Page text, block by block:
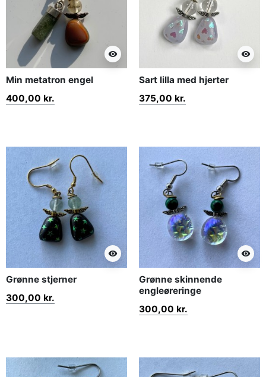
visibility
Min metatron engel
400,00 kr.
visibility
Sart lilla med hjerter
375,00 kr.
visibility
Grønne stjerner
300,00 kr.
visibility
Grønne skinnende
engleøreringe
300,00 kr.